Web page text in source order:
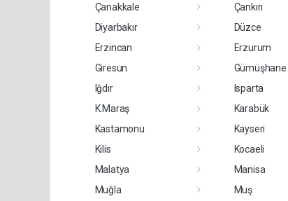
Çanakkale
Çankırı
Diyarbakır
Düzce
Erzincan
Erzurum
Giresun
Gümüşhane
Iğdır
Isparta
K.Maraş
Karabük
Kastamonu
Kayseri
Kilis
Kocaeli
Malatya
Manisa
Muğla
Muş